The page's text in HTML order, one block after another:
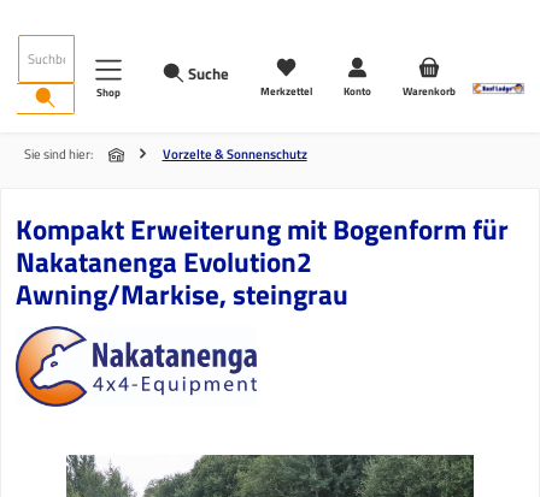
Shop
Suche
Merkzettel Konto Warenkorb
Sie sind hier: Vorzelte & Sonnenschutz
Kompakt Erweiterung mit Bogenform für
Nakatanenga Evolution2
Awning/Markise, steingrau
Bildergalerie überspringen